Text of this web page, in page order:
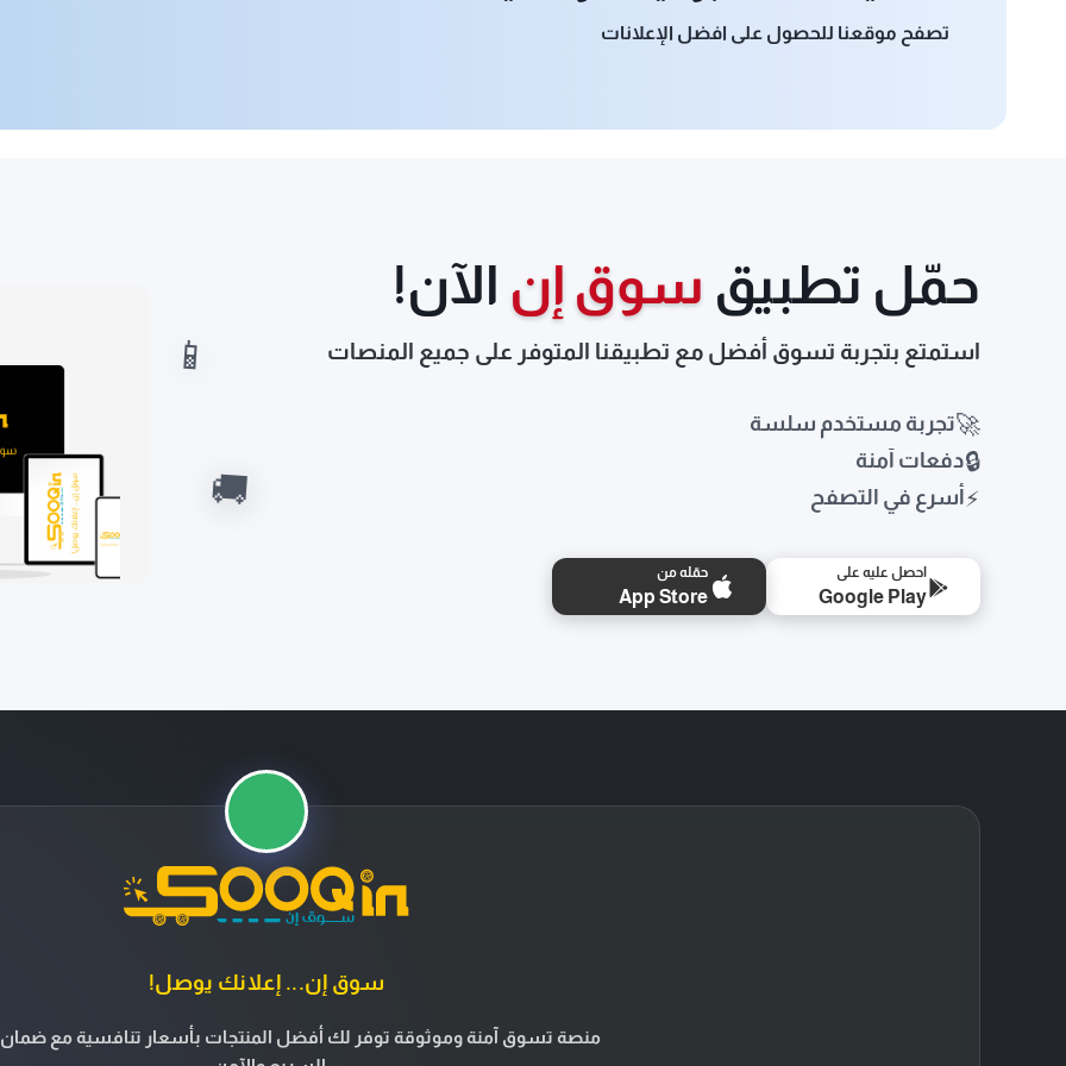
تصفح موقعنا للحصول على افضل الإعلانات
حمّل تطبيق سوق إن الآن!
استمتع بتجربة تسوق أفضل مع تطبيقنا المتوفر على جميع المنصات
🚀تجربة مستخدم سلسة
🔒دفعات آمنة
⚡أسرع في التصفح
احصل عليه على
Google Play
حمّله من
App Store
📱
🚚
سوق إن... إعلانك يوصل!
منصة تسوق آمنة وموثوقة توفر لك أفضل المنتجات بأسعار تنافسية مع ضمان